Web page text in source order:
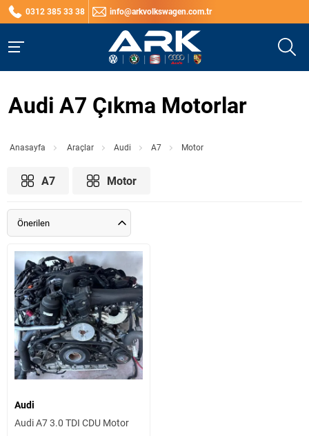
0312 385 33 38 info@arkvolkswagen.com.tr
Audi A7 Çıkma Motorlar
Anasayfa Araçlar Audi A7 Motor
A7 Motor
Önerilen
Audi
Audi A7 3.0 TDI CDU Motor